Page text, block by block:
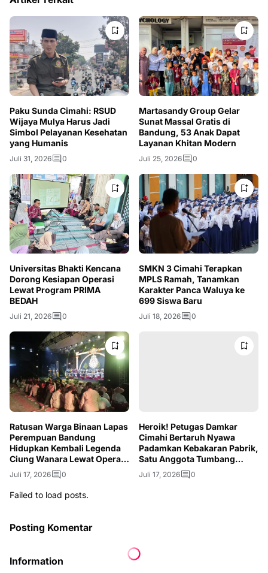
Paku Sunda Cimahi: RSUD
Wijaya Mulya Harus Jadi
Simbol Pelayanan Kesehatan
yang Humanis
Juli 31, 2026 0
Martasandy Group Gelar
Sunat Massal Gratis di
Bandung, 53 Anak Dapat
Layanan Khitan Modern
Juli 25, 2026 0
Universitas Bhakti Kencana
Dorong Kesiapan Operasi
Lewat Program PRIMA
BEDAH
Juli 21, 2026 0
SMKN 3 Cimahi Terapkan
MPLS Ramah, Tanamkan
Karakter Panca Waluya ke
699 Siswa Baru
Juli 18, 2026 0
Ratusan Warga Binaan Lapas
Perempuan Bandung
Hidupkan Kembali Legenda
Ciung Wanara Lewat Opera
Kolosal
Juli 17, 2026 0
Heroik! Petugas Damkar
Cimahi Bertaruh Nyawa
Padamkan Kebakaran Pabrik,
Satu Anggota Tumbang
Akibat Asap
Juli 17, 2026 0
Failed to load posts.
Posting Komentar
Information